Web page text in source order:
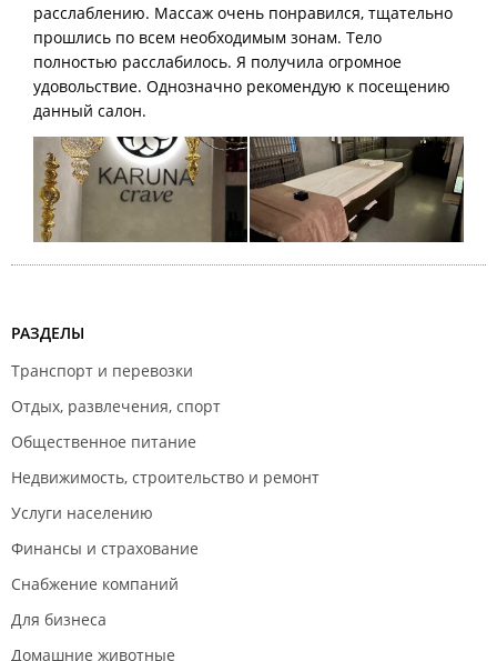
расслаблению. Массаж очень понравился, тщательно
прошлись по всем необходимым зонам. Тело
полностью расслабилось. Я получила огромное
удовольствие. Однозначно рекомендую к посещению
данный салон.
РАЗДЕЛЫ
Транспорт и перевозки
Отдых, развлечения, спорт
Общественное питание
Недвижимость, строительство и ремонт
Услуги населению
Финансы и страхование
Снабжение компаний
Для бизнеса
Домашние животные